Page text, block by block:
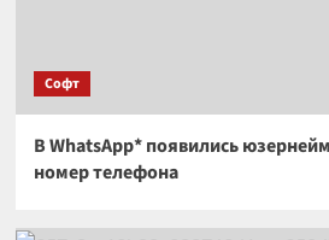
Софт
В WhatsApp* появились
номер телефона